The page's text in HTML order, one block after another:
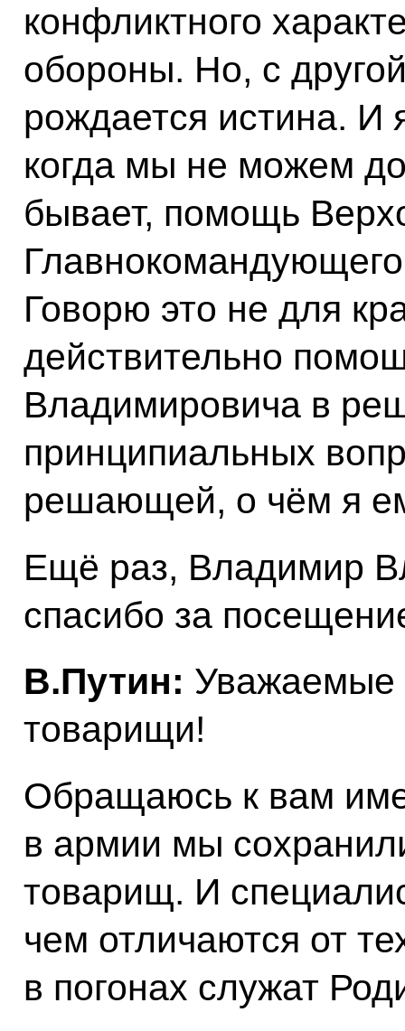
конфликтного
обороны. Но, с
рождается истина. И
когда мы не можем
бывает, помощь
Говорю это не для
действительно
Владимировича в
принципиальных
решающей, о чём я
Ещё раз, Владимир
спасибо за
В.Путин: Уважаемые
товарищи!
Обращаюсь к вам
в армии мы
товарищ. И
чем отличаются от
в погонах служат